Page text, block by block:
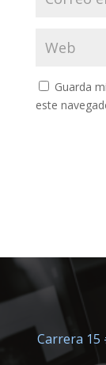
Guarda
este
Carrera 15